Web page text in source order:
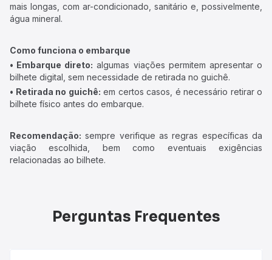
mais longas, com ar-condicionado, sanitário e, possivelmente,
água mineral.
Como funciona o embarque
• Embarque direto: algumas viações permitem apresentar o
bilhete digital, sem necessidade de retirada no guichê.
• Retirada no guichê: em certos casos, é necessário retirar o
bilhete físico antes do embarque.
Recomendação: sempre verifique as regras específicas da
viação escolhida, bem como eventuais exigências
relacionadas ao bilhete.
Perguntas Frequentes